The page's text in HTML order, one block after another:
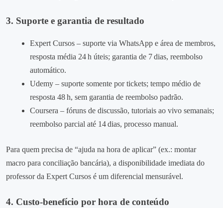
3. Suporte e garantia de resultado
Expert Cursos – suporte via WhatsApp e área de membros,
resposta média 24 h úteis; garantia de 7 dias, reembolso
automático.
Udemy – suporte somente por tickets; tempo médio de
resposta 48 h, sem garantia de reembolso padrão.
Coursera – fóruns de discussão, tutoriais ao vivo semanais;
reembolso parcial até 14 dias, processo manual.
Para quem precisa de “ajuda na hora de aplicar” (ex.: montar
macro para conciliação bancária), a disponibilidade imediata do
professor da Expert Cursos é um diferencial mensurável.
4. Custo‑benefício por hora de conteúdo